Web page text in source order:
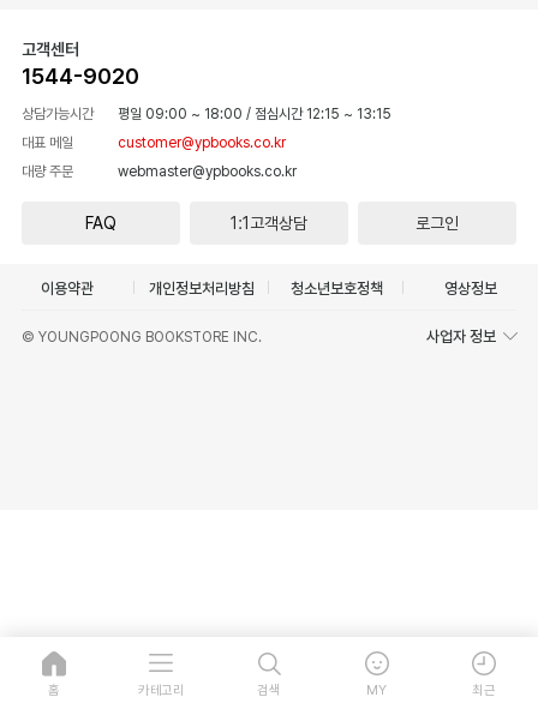
고객센터
1544-9020
상담가능시간 평일 09:00 ~ 18:00 / 점심시간 12:15 ~ 13:15
대표 메일
customer@ypbooks.co.kr
대량 주문
webmaster@ypbooks.co.kr
FAQ 1:1고객상담 로그인
이용약관 개인정보처리방침 청소년보호정책 영상정보
© YOUNGPOONG BOOKSTORE INC. 사업자 정보
홈 카테고리 검색 MY 최근